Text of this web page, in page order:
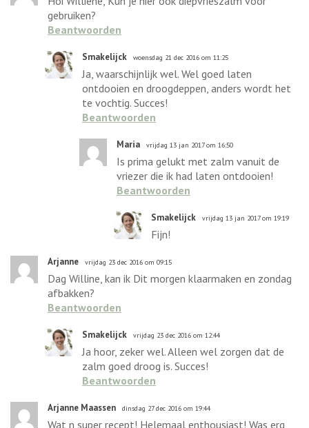
gebruiken?
Beantwoorden
Smakelijck woensdag 21 dec 2016 om 11:25
Ja, waarschijnlijk wel. Wel goed laten
ontdooien en droogdeppen, anders wordt het
te vochtig. Succes!
Beantwoorden
Maria vrijdag 13 jan 2017 om 16:50
Is prima gelukt met zalm vanuit de
vriezer die ik had laten ontdooien!
Beantwoorden
Smakelijck vrijdag 13 jan 2017 om 19:19
Fijn!
Arjanne vrijdag 23 dec 2016 om 09:15
Dag Willine, kan ik Dit morgen klaarmaken en zondag
afbakken?
Beantwoorden
Smakelijck vrijdag 23 dec 2016 om 12:44
Ja hoor, zeker wel. Alleen wel zorgen dat de
zalm goed droog is. Succes!
Beantwoorden
Arjanne Maassen dinsdag 27 dec 2016 om 19:44
Wat n super recept! Helemaal enthousiast! Was erg